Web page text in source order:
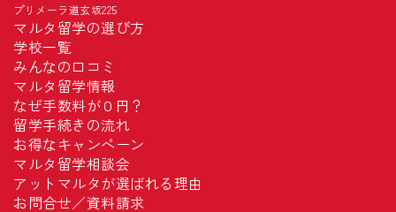
プリメーラ道玄坂225
マルタ留学の選び方
学校一覧
みんなの口コミ
マルタ留学情報
なぜ手数料が０円？
留学手続きの流れ
お得なキャンペーン
マルタ留学相談会
アットマルタが選ばれる理由
お問合せ／資料請求